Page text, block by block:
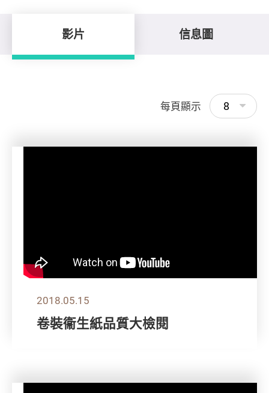
影片 信息圖
每頁顯示 8
2018.05.15
卷裝衞生紙品質大檢閱